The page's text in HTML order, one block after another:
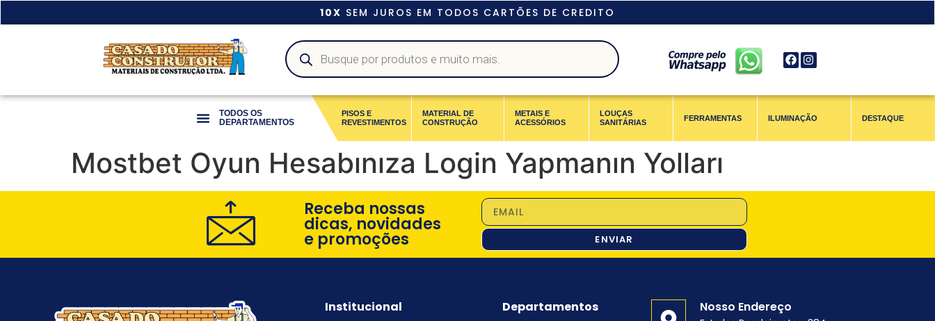
10X SEM JUROS EM TODOS CARTÕES DE CREDITO
TODOS OS
DEPARTAMENTOS
PISOS E
REVESTIMENTOS
MATERIAL DE
CONSTRUÇÃO
METAIS E
ACESSÓRIOS
LOUÇAS
SANITÁRIAS
FERRAMENTAS ILUMINAÇÃO DESTAQUE
Mostbet Oyun Hesabınıza Login Yapmanın Yolları
Receba nossas
dicas, novidades
e promoções ENVIAR
Institucional Departamentos Nosso Endereço